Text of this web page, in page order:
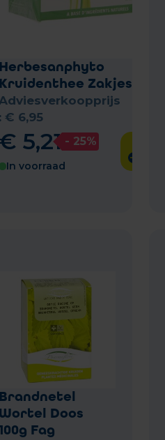
Herbesanphyto
Kruidenthee Zakjes 20
: € 6,95
€ 5,21 - 25%
In voorraad
Brandnetel
Wortel Doos
100g Fag